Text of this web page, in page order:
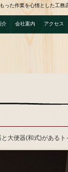
た作業を心情とした工務
介 会社案内 アクセス
大便器(和式)がある